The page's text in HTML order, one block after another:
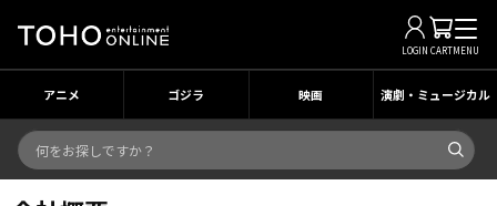
LOGIN CARTMENU
アニメ ゴジラ 映画 演劇・ミュージカル